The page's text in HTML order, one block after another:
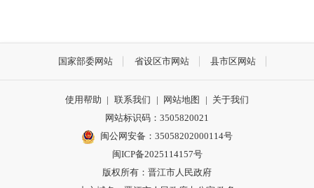
国家部委网站 省设区市网站 县市区网站
使用帮助 | 联系我们 | 网站地图 | 关于我们
网站标识码：3505820021
闽公网安备：35058202000114号
闽ICP备2025114157号
版权所有：晋江市人民政府